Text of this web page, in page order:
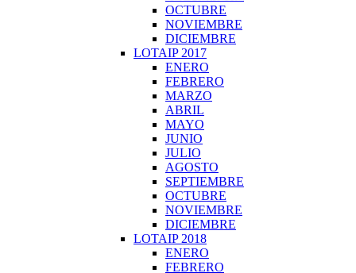
OCTUBRE
NOVIEMBRE
DICIEMBRE
LOTAIP 2017
ENERO
FEBRERO
MARZO
ABRIL
MAYO
JUNIO
JULIO
AGOSTO
SEPTIEMBRE
OCTUBRE
NOVIEMBRE
DICIEMBRE
LOTAIP 2018
ENERO
FEBRERO